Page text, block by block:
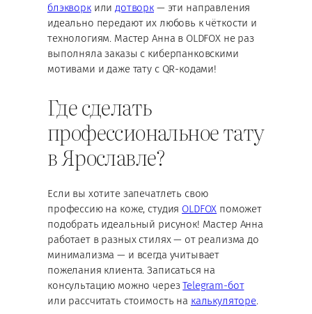
блэкворкилидотворк — эти направления
идеально передают их любовь к чёткости и
технологиям. Мастер Анна в OLDFOX не раз
выполняла заказы с киберпанковскими
мотивами и даже тату с QR-кодами!
Где сделать
профессиональное тату
в Ярославле?
Если вы хотите запечатлеть свою
профессию на коже, студия OLDFOX поможет
подобрать идеальный рисунок! Мастер Анна
работает в разных стилях — от реализма до
минимализма — и всегда учитывает
пожелания клиента. Записаться на
консультацию можно черезTelegram-бот
или рассчитать стоимость на калькуляторе.